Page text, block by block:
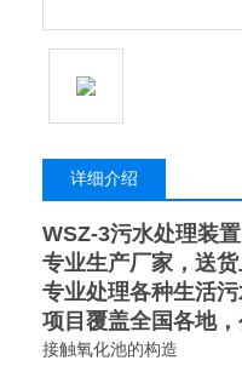
详细介绍
WSZ-3污水处理装置
专业生产厂家，送
专业处理各种生活
项目覆盖全国各地
接触氧化池的构造